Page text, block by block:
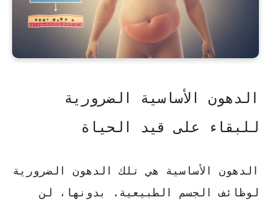
الدهون الأساسية الضرورية
للبقاء على قيد الحياة
الدهون الأساسية هي تلك الدهون الضرورية
لوظائف الجسم الطبيعية. بدونها، لن